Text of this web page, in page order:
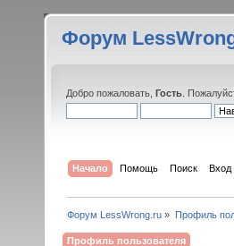
Форум
Добро пожаловать, Гость .
Начало Помощь Поиск Вход
Форум LessWrong.ru » Профиль
Профиль пользователя